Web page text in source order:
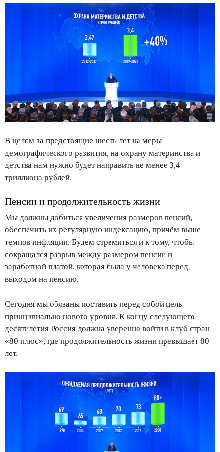
В целом за предстоящие шесть лет на меры
демографического развития, на охрану материнства и
детства нам нужно будет направить не менее 3,4
триллиона рублей.
Пенсии и продолжительность жизни
Мы должны добиться увеличения размеров пенсий,
обеспечить их регулярную индексацию, причём выше
темпов инфляции. Будем стремиться и к тому, чтобы
сокращался разрыв между размером пенсии и
заработной платой, которая была у человека перед
выходом на пенсию.
Сегодня мы обязаны поставить перед собой цель
принципиально нового уровня. К концу следующего
десятилетия Россия должна уверенно войти в клуб стран
«80 плюс», где продолжительность жизни превышает 80
лет.